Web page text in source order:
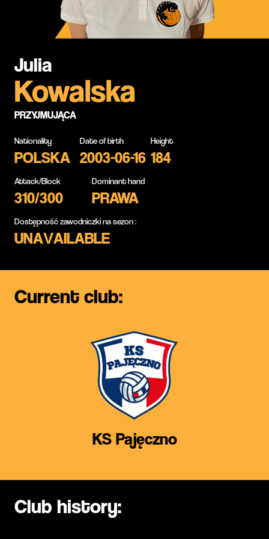
Julia
Kowalska
PRZYJMUJĄCA
Nationality
POLSKA
Date of birth
2003-06-16
Height
184
Attack/Block
310/300
Dominant hand
PRAWA
Dostępność zawodniczki na sezon :
UNAVAILABLE
Current club:
KS Pajęczno
Club history: